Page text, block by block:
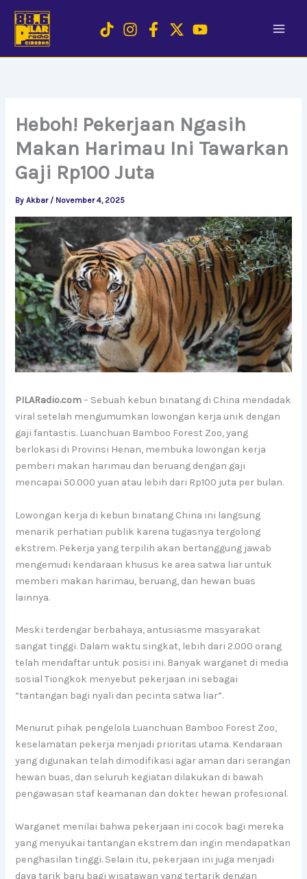
content
Heboh! Pekerjaan Ngasih
Makan Harimau Ini Tawarkan
Gaji Rp100 Juta
ByAkbar / November 4, 2025
PILARadio.com– Sebuah kebun binatang di China mendadak
viral setelah mengumumkan lowongan kerja unik dengan
gaji fantastis. Luanchuan Bamboo Forest Zoo, yang
berlokasi di Provinsi Henan, membuka lowongan kerja
pemberi makan harimau dan beruang dengan gaji
mencapai 50.000 yuan atau lebih dari Rp100 juta per bulan.
Lowongan kerja di kebun binatang China ini langsung
menarik perhatian publik karena tugasnya tergolong
ekstrem. Pekerja yang terpilih akan bertanggung jawab
mengemudi kendaraan khusus ke area satwa liar untuk
memberi makan harimau, beruang, dan hewan buas
lainnya.
Meski terdengar berbahaya, antusiasme masyarakat
sangat tinggi. Dalam waktu singkat, lebih dari 2.000 orang
telah mendaftar untuk posisi ini. Banyak warganet di media
sosial Tiongkok menyebut pekerjaan ini sebagai
“tantangan bagi nyali dan pecinta satwa liar”.
Menurut pihak pengelola Luanchuan Bamboo Forest Zoo,
keselamatan pekerja menjadi prioritas utama. Kendaraan
yang digunakan telah dimodifikasi agar aman dari serangan
hewan buas, dan seluruh kegiatan dilakukan di bawah
pengawasan staf keamanan dan dokter hewan profesional.
Warganet menilai bahwa pekerjaan ini cocok bagi mereka
yang menyukai tantangan ekstrem dan ingin mendapatkan
penghasilan tinggi. Selain itu, pekerjaan ini juga menjadi
daya tarik baru bagi wisatawan yang tertarik dengan